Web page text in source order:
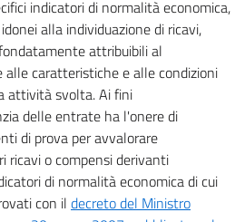
indicatori di normalità economica,
alla individuazione di ricavi,
attribuibili al
caratteristiche e alle condizioni
attività svolta. Ai fini
delle entrate ha l'onere di
di prova per avvalorare
ricavi o compensi derivanti
di normalità economica di cui
con il decreto del Ministro